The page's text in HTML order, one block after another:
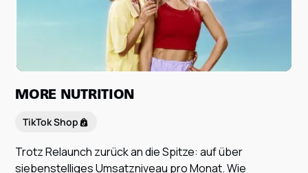
ZUR CASE STUDY
MORE NUTRITION
TikTok Shop
Trotz Relaunch zurück an die Spitze: auf über
siebenstelliges Umsatzniveau pro Monat. Wie